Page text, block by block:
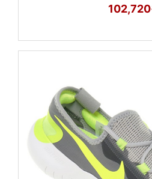
102,720